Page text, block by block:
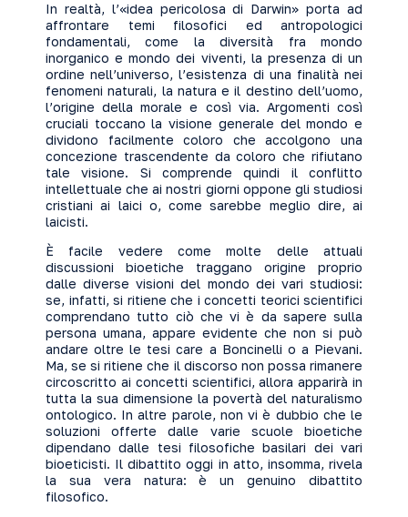
In realtà, l’«idea pericolosa di Darwin» porta ad
affrontare temi filosofici ed antropologici
fondamentali, come la diversità fra mondo
inorganico e mondo dei viventi, la presenza di un
ordine nell’universo, l’esistenza di una finalità nei
fenomeni naturali, la natura e il destino dell’uomo,
l’origine della morale e così via. Argomenti così
cruciali toccano la visione generale del mondo e
dividono facilmente coloro che accolgono una
concezione trascendente da coloro che rifiutano
tale visione. Si comprende quindi il conflitto
intellettuale che ai nostri giorni oppone gli studiosi
cristiani ai laici o, come sarebbe meglio dire, ai
laicisti.
È facile vedere come molte delle attuali
discussioni bioetiche traggano origine proprio
dalle diverse visioni del mondo dei vari studiosi:
se, infatti, si ritiene che i concetti teorici scientifici
comprendano tutto ciò che vi è da sapere sulla
persona umana, appare evidente che non si può
andare oltre le tesi care a Boncinelli o a Pievani.
Ma, se si ritiene che il discorso non possa rimanere
circoscritto ai concetti scientifici, allora apparirà in
tutta la sua dimensione la povertà del naturalismo
ontologico. In altre parole, non vi è dubbio che le
soluzioni offerte dalle varie scuole bioetiche
dipendano dalle tesi filosofiche basilari dei vari
bioeticisti. Il dibattito oggi in atto, insomma, rivela
la sua vera natura: è un genuino dibattito
filosofico.